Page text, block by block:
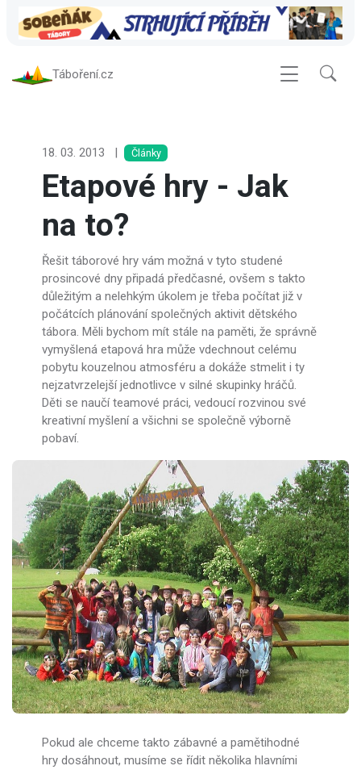
Táboření.cz
18. 03. 2013 | Články
Etapové hry - Jak
na to?
Řešit táborové hry vám možná v tyto studené
prosincové dny připadá předčasné, ovšem s takto
důležitým a nelehkým úkolem je třeba počítat již v
počátcích plánování společných aktivit dětského
tábora. Měli bychom mít stále na paměti, že správně
vymyšlená etapová hra může vdechnout celému
pobytu kouzelnou atmosféru a dokáže stmelit i ty
nejzatvrzelejší jednotlivce v silné skupinky hráčů.
Děti se naučí teamové práci, vedoucí rozvinou své
kreativní myšlení a všichni se společně výborně
pobaví.
Pokud ale chceme takto zábavné a pamětihodné
hry dosáhnout, musíme se řídit několika hlavními